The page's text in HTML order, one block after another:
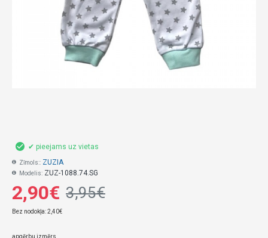
2,90€ 3,95€
Bez nodokļa: 2,40€
✔ pieejams uz vietas
Zīmols:: ZUZIA
Modelis: ZUZ-1088.74.SG
apgērbu izmērs